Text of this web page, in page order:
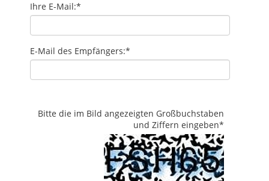
Ihre E-Mail:*
E-Mail des Empfängers:*
Bitte die im Bild angezeigten Großbuchstaben
und Ziffern eingeben*